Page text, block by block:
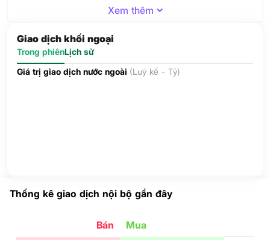
Xem thêm
Giao dịch khối ngoại
Trong phiênLịch sử
Giá trị giao dịch nước ngoài (Luỹ kế - Tỷ)
Thống kê giao dịch nội bộ gần đây
Bán Mua